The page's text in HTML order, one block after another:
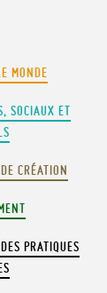
MONDE
SOCIAUX ET
CRÉATION
PRATIQUES